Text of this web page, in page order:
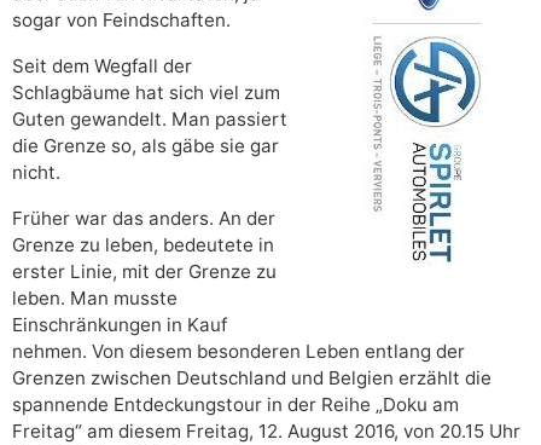
sogar von Feindschaften.
Seit dem Wegfall der
Schlagbäume hat sich viel zum
Guten gewandelt. Man passiert
die Grenze so, als gäbe sie gar
nicht.
Früher war das anders. An der
Grenze zu leben, bedeutete in
erster Linie, mit der Grenze zu
leben. Man musste
Einschränkungen in Kauf
nehmen. Von diesem besonderen Leben entlang der
Grenzen zwischen Deutschland und Belgien erzählt die
spannende Entdeckungstour in der Reihe „Doku am
Freitag“ am diesem Freitag, 12. August 2016, von 20.15 Uhr